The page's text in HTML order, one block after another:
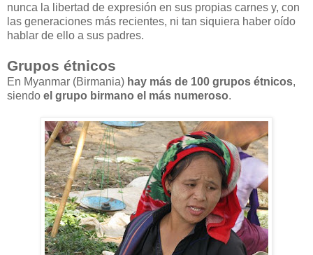
nunca la libertad de expresión en sus propias carnes y, con
las generaciones más recientes, ni tan siquiera haber oído
hablar de ello a sus padres.
Grupos étnicos
En Myanmar (Birmania) hay más de 100 grupos étnicos,
siendo el grupo birmano el más numeroso.